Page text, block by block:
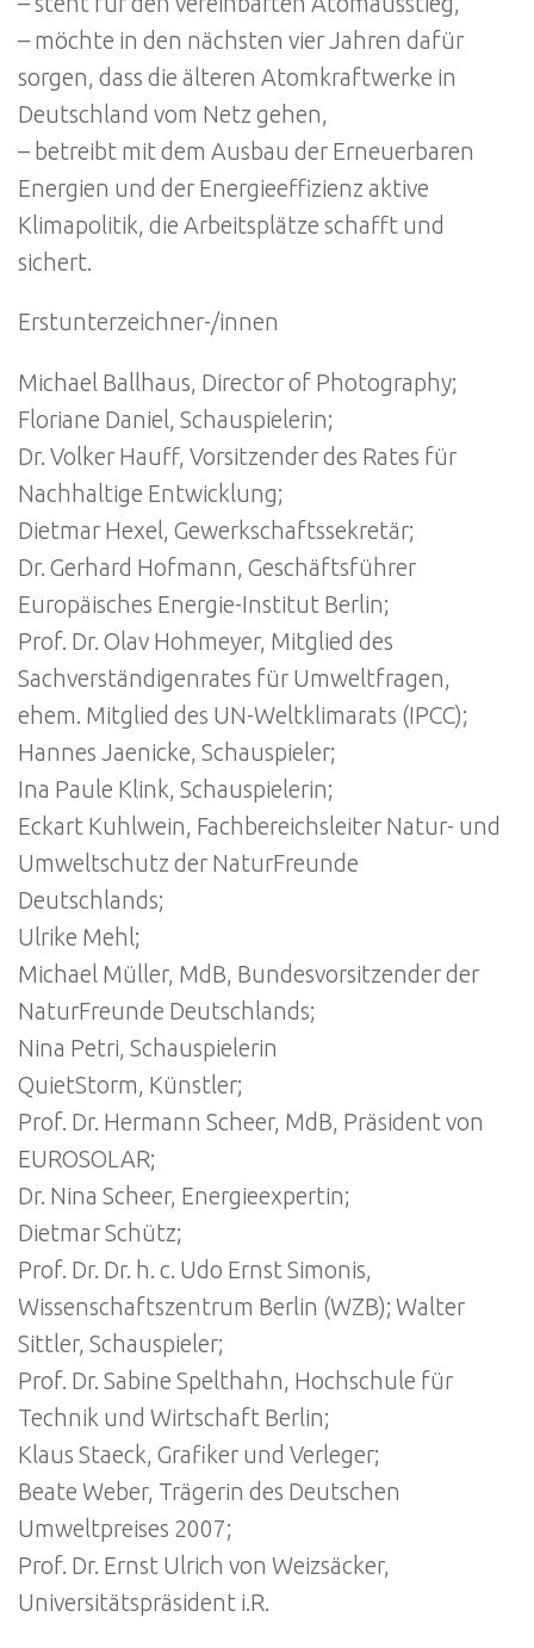
– möchte in den nächsten vier Jahren dafür
sorgen, dass die älteren Atomkraftwerke in
Deutschland vom Netz gehen,
– betreibt mit dem Ausbau der Erneuerbaren
Energien und der Energieeffizienz aktive
Klimapolitik, die Arbeitsplätze schafft und
sichert.
Erstunterzeichner-/innen
Michael Ballhaus, Director of Photography;
Floriane Daniel, Schauspielerin;
Dr. Volker Hauff, Vorsitzender des Rates für
Nachhaltige Entwicklung;
Dietmar Hexel, Gewerkschaftssekretär;
Dr. Gerhard Hofmann, Geschäftsführer
Europäisches Energie-Institut Berlin;
Prof. Dr. Olav Hohmeyer, Mitglied des
Sachverständigenrates für Umweltfragen,
ehem. Mitglied des UN-Weltklimarats (IPCC);
Hannes Jaenicke, Schauspieler;
Ina Paule Klink, Schauspielerin;
Eckart Kuhlwein, Fachbereichsleiter Natur- und
Umweltschutz der NaturFreunde
Deutschlands;
Ulrike Mehl;
Michael Müller, MdB, Bundesvorsitzender der
NaturFreunde Deutschlands;
Nina Petri, Schauspielerin
QuietStorm, Künstler;
Prof. Dr. Hermann Scheer, MdB, Präsident von
EUROSOLAR;
Dr. Nina Scheer, Energieexpertin;
Dietmar Schütz;
Prof. Dr. Dr. h. c. Udo Ernst Simonis,
Wissenschaftszentrum Berlin (WZB); Walter
Sittler, Schauspieler;
Prof. Dr. Sabine Spelthahn, Hochschule für
Technik und Wirtschaft Berlin;
Klaus Staeck, Grafiker und Verleger;
Beate Weber, Trägerin des Deutschen
Umweltpreises 2007;
Prof. Dr. Ernst Ulrich von Weizsäcker,
Universitätspräsident i.R.